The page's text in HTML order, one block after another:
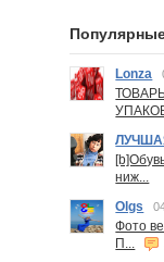
Lonza
ниж...
Olgs
Фото
П...